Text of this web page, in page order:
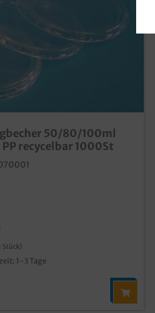
50/80/100ml
recycelbar 1000St
Stück)
1-3 Tage